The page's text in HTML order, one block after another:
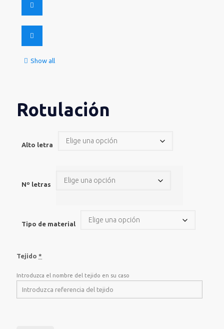
Show all
Rotulación
Alto letra
Nº letras
Tipo de material
Tejido *
Introduzca el nombre del tejido en su caso